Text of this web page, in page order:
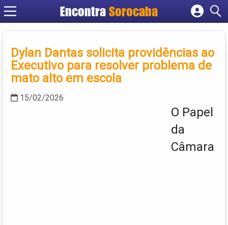
EncontraSorocaba
Cadastrar empresa
Criar conta
Dylan Dantas solicita providências ao
Executivo para resolver problema de
mato alto em escola
15/02/2026
O Papel
da
Câmara